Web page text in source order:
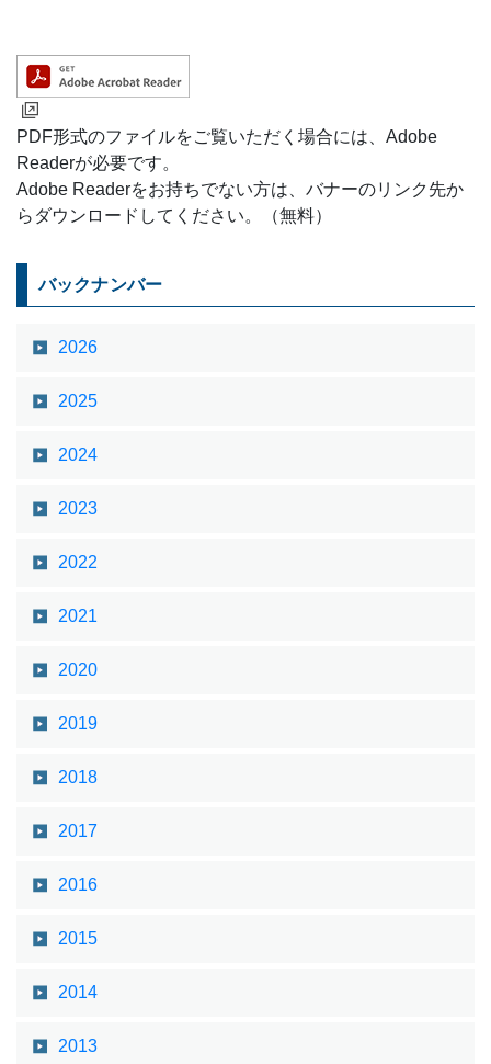
PDF形式のファイルをご覧いただく場合には、Adobe
Readerが必要です。
Adobe Readerをお持ちでない方は、バナーのリンク先か
らダウンロードしてください。（無料）
バックナンバー
2026
2025
2024
2023
2022
2021
2020
2019
2018
2017
2016
2015
2014
2013